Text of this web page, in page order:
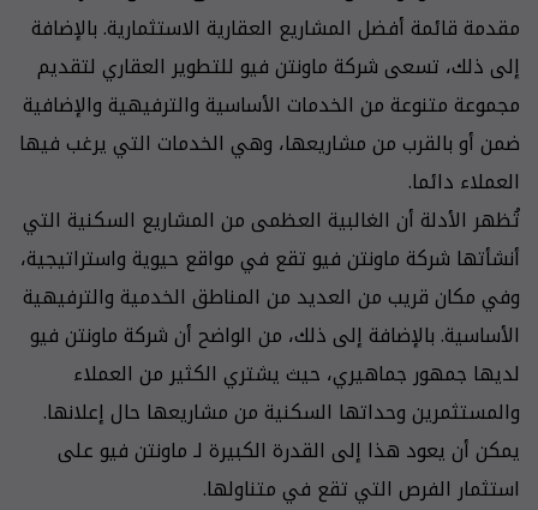
مقدمة قائمة أفضل المشاريع العقارية الاستثمارية. بالإضافة
إلى ذلك، تسعى شركة ماونتن فيو للتطوير العقاري لتقديم
مجموعة متنوعة من الخدمات الأساسية والترفيهية والإضافية
ضمن أو بالقرب من مشاريعها، وهي الخدمات التي يرغب فيها
العملاء دائما.
تُظهر الأدلة أن الغالبية العظمى من المشاريع السكنية التي
أنشأتها شركة ماونتن فيو تقع في مواقع حيوية واستراتيجية،
وفي مكان قريب من العديد من المناطق الخدمية والترفيهية
الأساسية. بالإضافة إلى ذلك، من الواضح أن شركة ماونتن فيو
لديها جمهور جماهيري، حيث يشتري الكثير من العملاء
والمستثمرين وحداتها السكنية من مشاريعها حال إعلانها.
يمكن أن يعود هذا إلى القدرة الكبيرة لـ ماونتن فيو على
استثمار الفرص التي تقع في متناولها.